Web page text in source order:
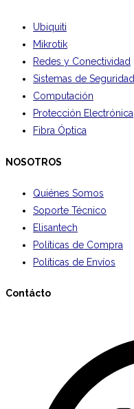
Ubiquiti
Mikrotik
Redes y Conectividad
Sistemas de Seguridad
Computación
Protección Electrónica
Fibra Óptica
NOSOTROS
Quiénes Somos
Soporte Técnico
Elisantech
Políticas de Compra
Políticas de Envíos
Contácto